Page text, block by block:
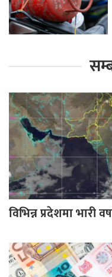
विभिन्न प्रदेशमा भारी